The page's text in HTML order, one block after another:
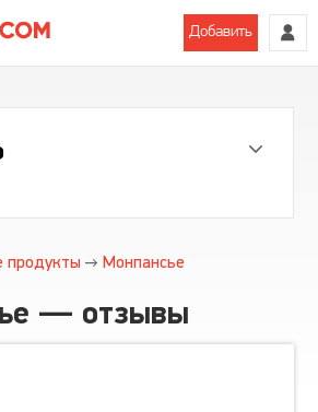
Добавить
Монпансье
— отзывы